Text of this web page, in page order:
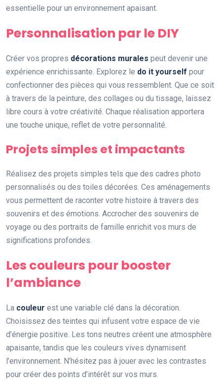
essentielle pour un environnement apaisant.
Personnalisation par le DIY
Créer vos propres décorations murales peut devenir une
expérience enrichissante. Explorez le do it yourself pour
confectionner des pièces qui vous ressemblent. Que ce soit
à travers de la peinture, des collages ou du tissage, laissez
libre cours à votre créativité. Chaque réalisation apportera
une touche unique, reflet de votre personnalité.
Projets simples et impactants
Réalisez des projets simples tels que des cadres photo
personnalisés ou des toiles décorées. Ces aménagements
vous permettent de raconter votre histoire à travers des
souvenirs et des émotions. Accrocher des souvenirs de
voyage ou des portraits de famille enrichit vos murs de
significations profondes.
Les couleurs pour booster
l’ambiance
La couleur est une variable clé dans la décoration.
Choisissez des teintes qui infusent votre espace de vie
d’énergie positive. Les tons neutres créent une atmosphère
apaisante, tandis que les couleurs vives dynamisent
l’environnement. N’hésitez pas à jouer avec les contrastes
pour créer des points d’intérêt sur vos murs.